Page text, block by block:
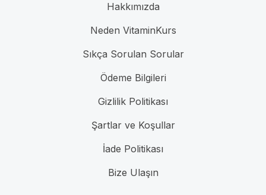
Hakkımızda
Neden VitaminKurs
Sıkça Sorulan Sorular
Ödeme Bilgileri
Gizlilik Politikası
Şartlar ve Koşullar
İade Politikası
Bize Ulaşın